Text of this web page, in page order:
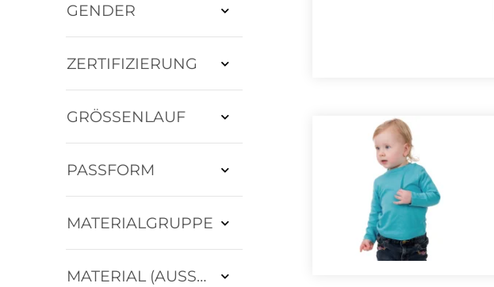
GENDER
ZERTIFIZIERUNG
GRÖSSENLAUF
PASSFORM
MATERIALGRUPPE
MATERIAL (AUSSEN)